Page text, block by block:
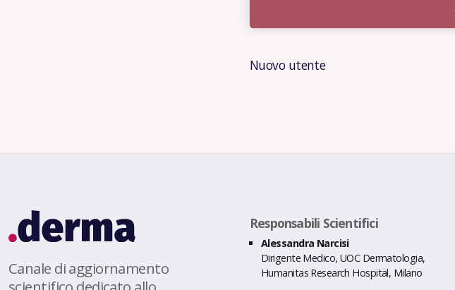
Nuovo utente
Canale di aggiornamento
Responsabili Scientifici
Alessandra Narcisi
Dirigente Medico, UOC Dermatologia,
Humanitas Research Hospital, Milano